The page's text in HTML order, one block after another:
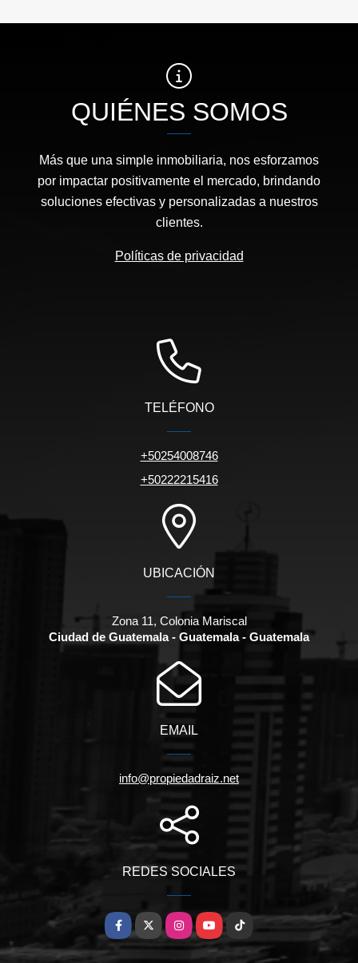
QUIÉNES SOMOS
Más que una simple inmobiliaria, nos esforzamos
por impactar positivamente el mercado, brindando
soluciones efectivas y personalizadas a nuestros
clientes.
Políticas de privacidad
TELÉFONO
+50254008746
+50222215416
UBICACIÓN
Zona 11, Colonia Mariscal
Ciudad de Guatemala - Guatemala - Guatemala
EMAIL
info@propiedadraiz.net
REDES SOCIALES
Facebook
X InstagramYouTubeTikTok